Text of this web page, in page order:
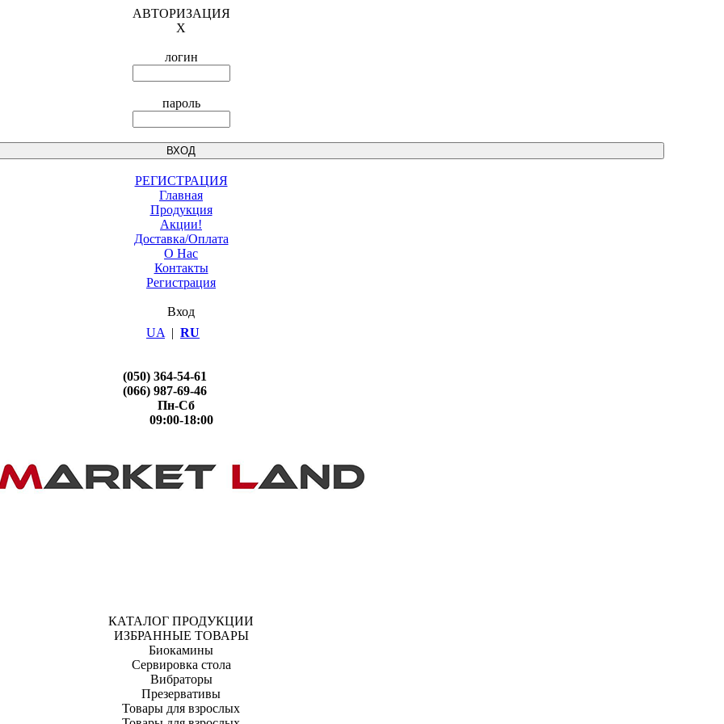
АВТОРИЗАЦИЯ
X
логин
пароль
РЕГИСТРАЦИЯ
Главная
Продукция
Акции!
Доставка/Оплата
О Нас
Контакты
Регистрация
Вход
UA | RU
(050) 364-54-61
(066) 987-69-46
Пн-Сб
09:00-18:00
КАТАЛОГ ПРОДУКЦИИ
ИЗБРАННЫЕ ТОВАРЫ
Биокамины
Сервировка стола
Вибраторы
Презервативы
Товары для взрослых